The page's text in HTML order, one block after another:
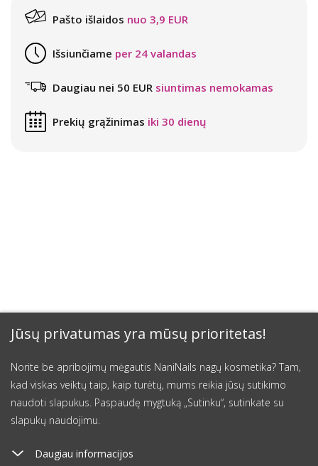
Jūsų privatumas yra mūsų prioritetas!
Norite be apribojimų mėgautis NaniNails nagų kosmetika? Tam,
kad viskas veiktų taip, kaip turėtų, mums reikia jūsų sutikimo
naudoti slapukus. Paspaudę mygtuką „Sutinku“, sutinkate su
slapukų naudojimu.
Daugiau informacijos
Pašto išlaidos nuo 3,9 EUR
Išsiunčiame per 24 valandas
Daugiau nei 50 EUR siuntimas nemokamas
Prekių grąžinimas iki 30 dienų